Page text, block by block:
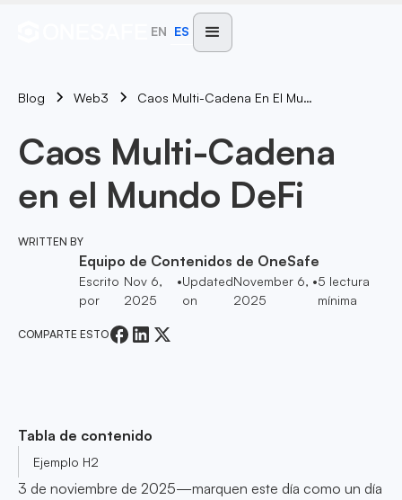
EN ES
Blog Web3 Caos Multi-Cadena En El Mundo DeFi
Caos Multi-Cadena
en el Mundo DeFi
WRITTEN BY
Equipo de Contenidos de OneSafe
Escrito
por
Nov 6,
2025
•Updated
on
November 6,
2025
•5 lectura
mínima
COMPARTE ESTO
Tabla de contenido
Ejemplo H2
3 de noviembre de 2025—marquen este día como un día